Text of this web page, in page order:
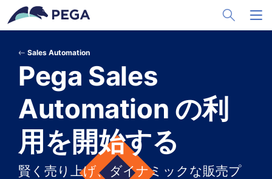
メインコンテンツに飛ぶ
Toggle
Sales Automation
Pega Sales
Automation の利
用を開始する
賢く売り上げ、ダイナミックな販売プ